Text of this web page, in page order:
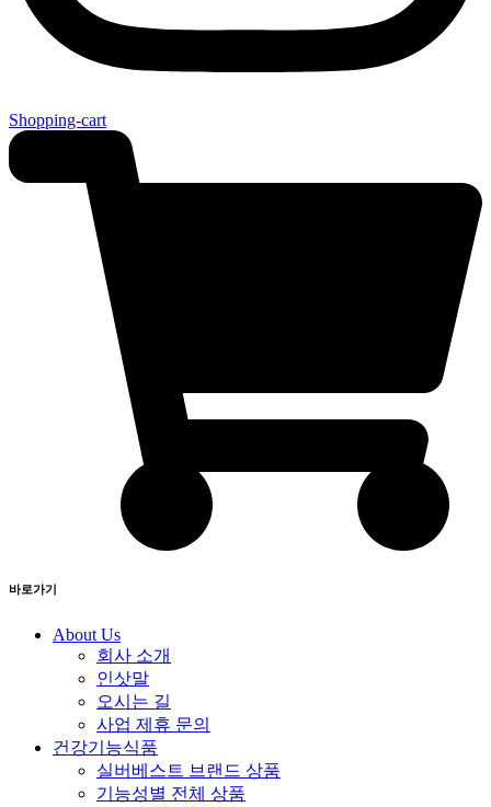
Shopping-cart
바로가기
About Us
회사 소개
인삿말
오시는 길
사업 제휴 문의
건강기능식품
실버베스트 브랜드 상품
기능성별 전체 상품